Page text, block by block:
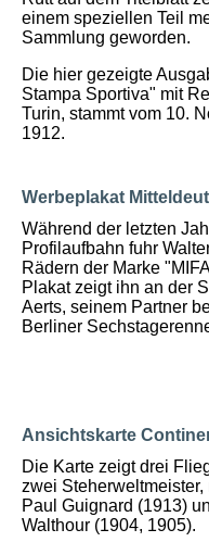
einem speziellen Teil
Sammlung geworden.
Die hier gezeigte
Stampa Sportiva" mit
Turin, stammt vom 10.
1912.
Werbeplakat
Während der letzten
Profilaufbahn fuhr
Rädern der Marke
Plakat zeigt ihn an der
Aerts, seinem Partner
Berliner
Ansichtskarte
Die Karte zeigt drei
zwei Steherweltmeister,
Paul Guignard (1913)
Walthour (1904, 1905).